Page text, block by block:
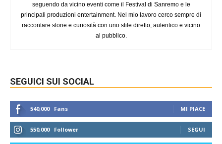
seguendo da vicino eventi come il Festival di Sanremo e le
principali produzioni entertainment. Nel mio lavoro cerco sempre di
raccontare storie e curiosità con uno stile diretto, autentico e vicino
al pubblico.
SEGUICI SUI SOCIAL
540,000 Fans MI PIACE
550,000 Follower SEGUI